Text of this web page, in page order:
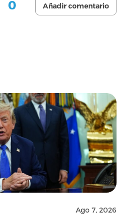
0 Añadir comentario
Ago 7, 2026